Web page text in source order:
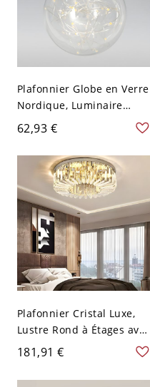
Plafonnier Globe en Verre
Nordique, Luminaire
Compact pour Couloir -
Chrome 110 V-120 V
Transparent
62,93 €
Plafonnier Cristal Luxe,
Lustre Rond à Étages avec
Finition Chrome Poli - 110
V-120 V 50,8 cm
181,91 €